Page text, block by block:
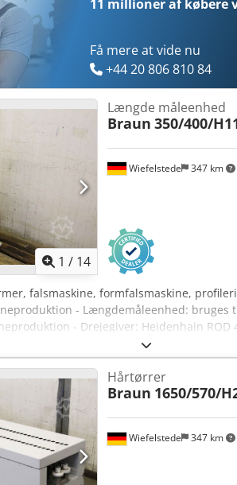
11 millioner af købere
Få mere at vide nu
+44 20 806 810 84
1 / 14
Wiefelstede 347 km
Længde måleenhed
Braun 350/400/
falsmaskine, formfalsmaskine,
- Længdemåleenhed: bruges
- Drejegiver: Heidenhain ROD
Producent Festo - Dimensioner: 350/
Wiefelstede 347 km
Hårtørrer
Braun 1650/570/